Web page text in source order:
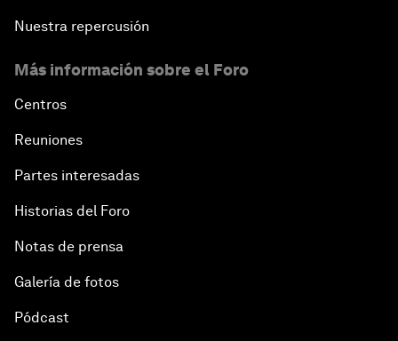
Nuestra repercusión
Más información sobre el Foro
Centros
Reuniones
Partes interesadas
Historias del Foro
Notas de prensa
Galería de fotos
Pódcast